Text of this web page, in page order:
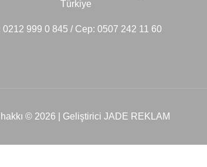
Türkiye
0212 999 0 845 / Cep: 0507 242 11 60
© 2026 | Geliştirici JADE REKLAM